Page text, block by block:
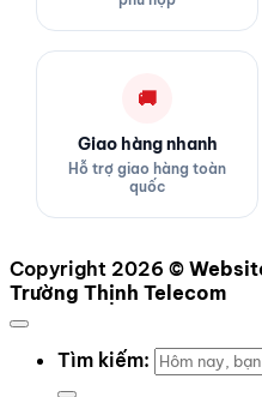
🚚
Giao hàng nhanh
Hỗ trợ giao hàng toàn
quốc
Copyright 2026 ©
Trường Thịnh Telecom
Tìm kiếm: